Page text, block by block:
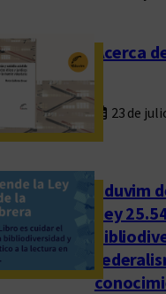
Acerca
23 de
Eduvim
Ley